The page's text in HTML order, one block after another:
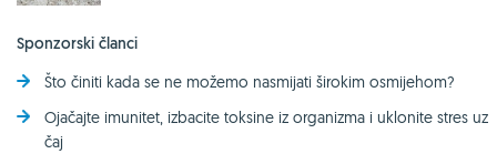
Sponzorski članci
Što činiti kada se ne možemo nasmijati širokim osmijehom?
Ojačajte imunitet, izbacite toksine iz organizma i uklonite stres uz
čaj